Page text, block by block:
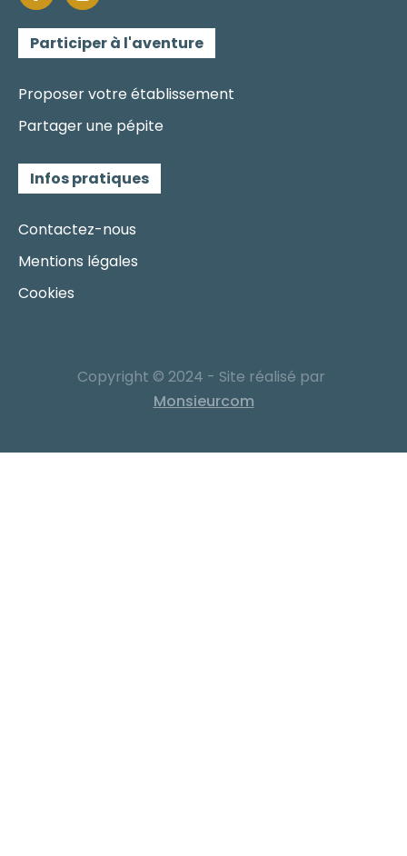
Participer à l'aventure
Proposer votre établissement
Partager une pépite
Infos pratiques
Contactez-nous
Mentions légales
Cookies
Copyright © 2024 - Site réalisé par
Monsieurcom